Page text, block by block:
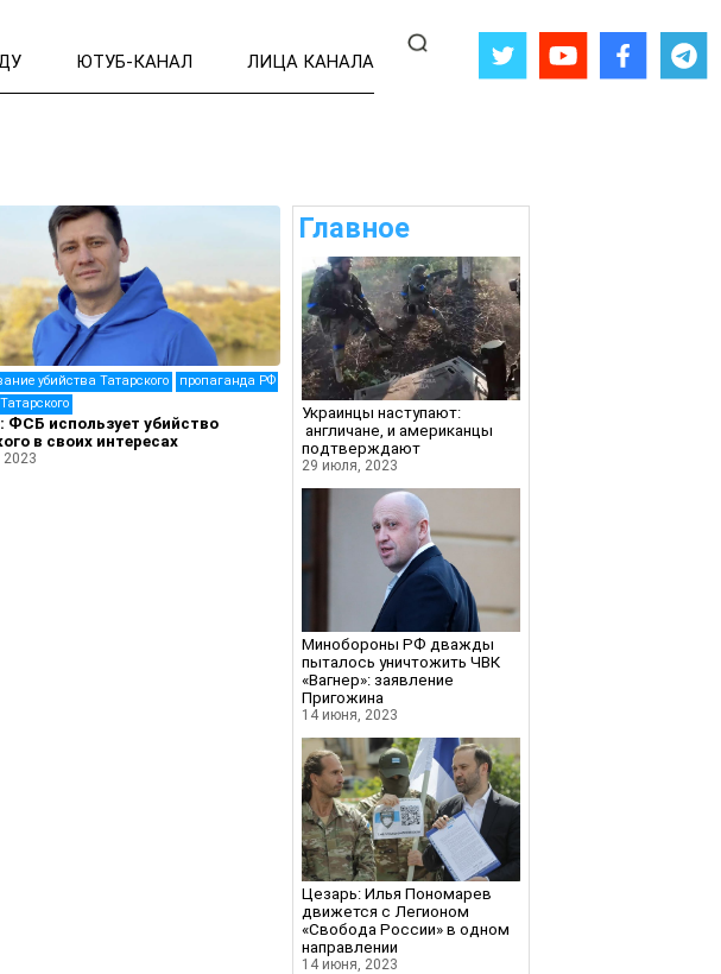
ЮТУБ-КАНАЛ ЛИЦА КАНАЛА
убийства Татарского
пропаганда РФ
ФСБ использует убийство
в своих интересах
2023
Главное
Украинцы наступают:
англичане, и американцы
подтверждают
29 июля, 2023
Минобороны РФ дважды
пыталось уничтожить ЧВК
«Вагнер»: заявление
Пригожина
14 июня, 2023
Цезарь: Илья Пономарев
движется с Легионом
«Свобода России» в одном
направлении
14 июня, 2023